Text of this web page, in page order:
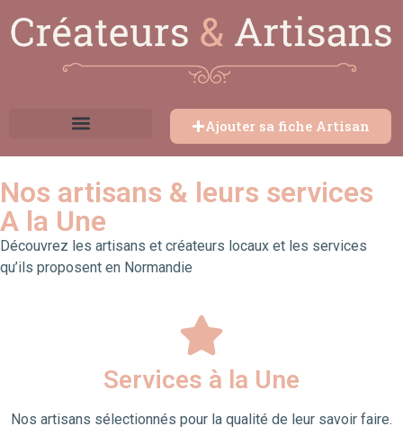
Ajouter sa fiche Artisan
Nos artisans & leurs services
A la Une
Découvrez les artisans et créateurs locaux et les services
qu’ils proposent en Normandie
Services à la Une
Nos artisans sélectionnés pour la qualité de leur savoir faire.